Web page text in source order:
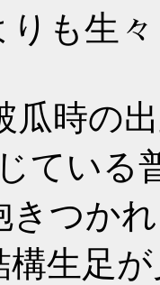
りも生
瓜時の
ている
きつか
構生足